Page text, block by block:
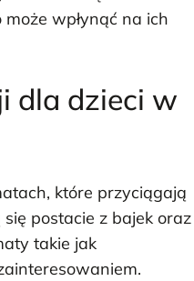
wpłynąć na ich
dla dzieci w
które przyciągają
postacie z bajek oraz
takie jak